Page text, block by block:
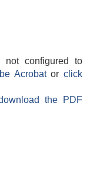
not configured to
Acrobatorclick
the PDF